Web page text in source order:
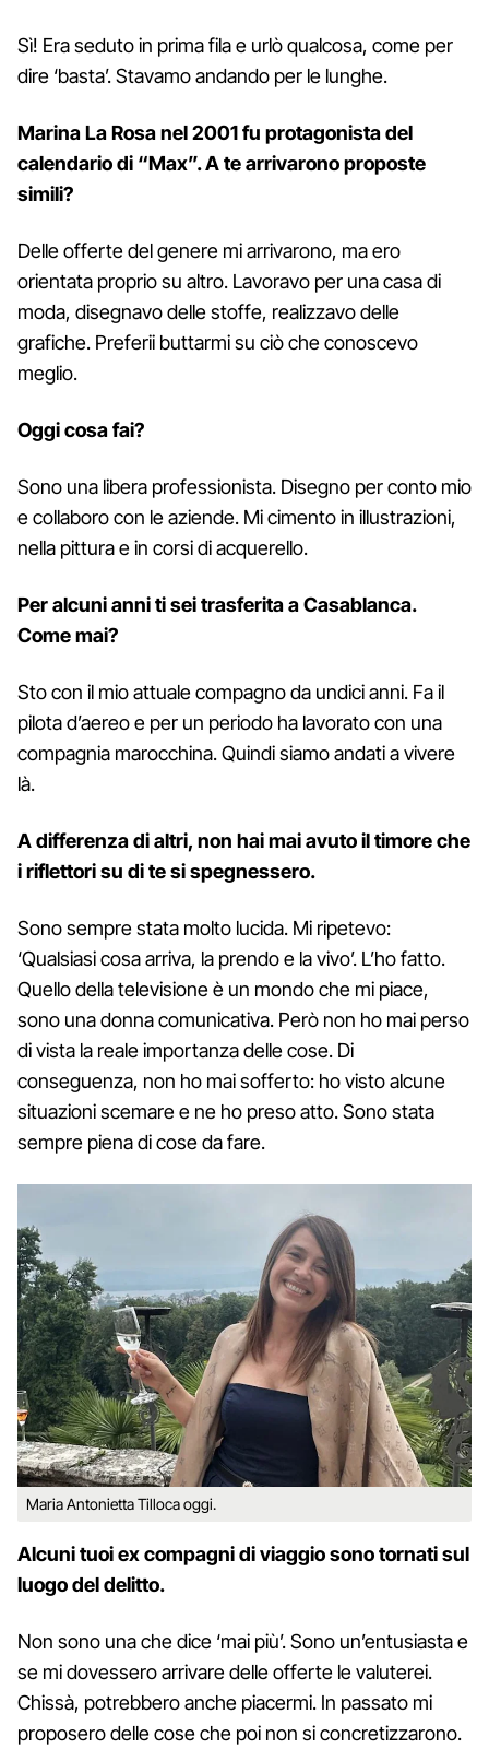
Sì! Era seduto in prima fila e urlò qualcosa, come per
dire ‘basta’. Stavamo andando per le lunghe.
Marina La Rosa nel 2001 fu protagonista del
calendario di “Max”. A te arrivarono proposte
simili?
Delle offerte del genere mi arrivarono, ma ero
orientata proprio su altro. Lavoravo per una casa di
moda, disegnavo delle stoffe, realizzavo delle
grafiche. Preferii buttarmi su ciò che conoscevo
meglio.
Oggi cosa fai?
Sono una libera professionista. Disegno per conto mio
e collaboro con le aziende. Mi cimento in illustrazioni,
nella pittura e in corsi di acquerello.
Per alcuni anni ti sei trasferita a Casablanca.
Come mai?
Sto con il mio attuale compagno da undici anni. Fa il
pilota d’aereo e per un periodo ha lavorato con una
compagnia marocchina. Quindi siamo andati a vivere
là.
A differenza di altri, non hai mai avuto il timore che
i riflettori su di te si spegnessero.
Sono sempre stata molto lucida. Mi ripetevo:
‘Qualsiasi cosa arriva, la prendo e la vivo’. L’ho fatto.
Quello della televisione è un mondo che mi piace,
sono una donna comunicativa. Però non ho mai perso
di vista la reale importanza delle cose. Di
conseguenza, non ho mai sofferto: ho visto alcune
situazioni scemare e ne ho preso atto. Sono stata
sempre piena di cose da fare.
Maria Antonietta Tilloca oggi.
Alcuni tuoi ex compagni di viaggio sono tornati sul
luogo del delitto.
Non sono una che dice ‘mai più’. Sono un’entusiasta e
se mi dovessero arrivare delle offerte le valuterei.
Chissà, potrebbero anche piacermi. In passato mi
proposero delle cose che poi non si concretizzarono.